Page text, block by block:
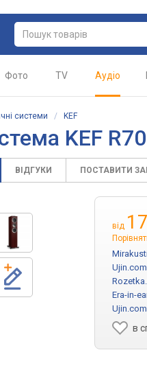
Фото TV Аудіо
системи / KEF
KEF
ВІДГУКИ ПОСТАВИТИ
від
Era-in-
в